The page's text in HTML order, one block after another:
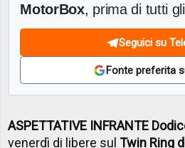
MotorBox, prima di tutti
Seguici su
Fonte preferita
ASPETTATIVE INFRANTE
venerdì di libere sulTwin Ring